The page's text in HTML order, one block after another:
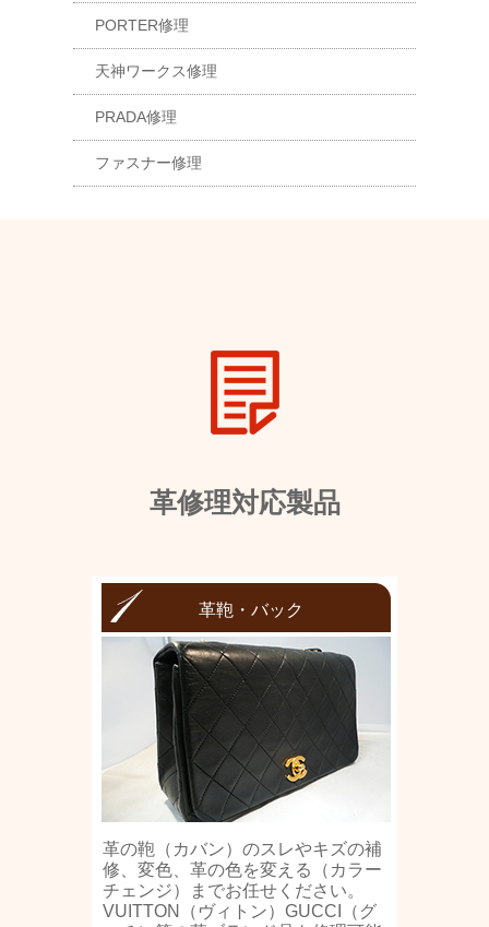
PORTER修理
天神ワークス修理
PRADA修理
ファスナー修理
革修理対応製品
革鞄・バック
革の鞄（カバン）のスレやキズの補
修、変色、革の色を変える（カラー
チェンジ）までお任せください。
VUITTON（ヴィトン）GUCCI（グ